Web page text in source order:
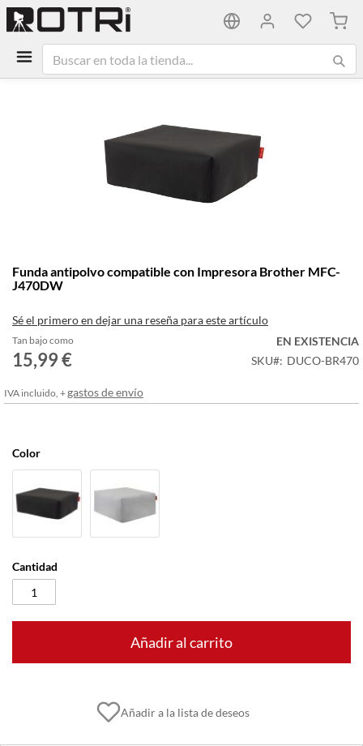
Mi
al
comienzo
la
galería
de
Funda antipolvo compatible con Impresora Brother MFC-
J470DW
Sé el primero en dejar una reseña para este artículo
Tan bajo como
15,99 €
EN EXISTENCIA
SKU
DUCO-BR470
IVA incluido, +gastos de envío
Color
Cantidad
Añadir al carrito
Añadir a la lista de deseos